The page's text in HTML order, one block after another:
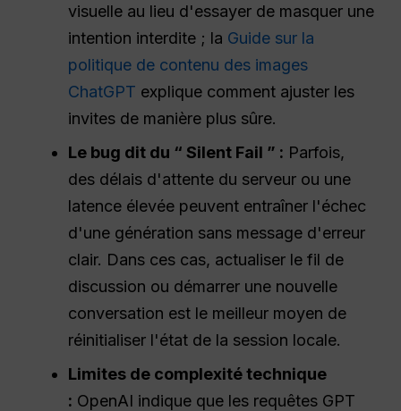
visuelle au lieu d'essayer de masquer une
intention interdite ; la Guide sur la
politique de contenu des images
ChatGPT explique comment ajuster les
invites de manière plus sûre.
Le bug dit du “ Silent Fail ” : Parfois,
des délais d'attente du serveur ou une
latence élevée peuvent entraîner l'échec
d'une génération sans message d'erreur
clair. Dans ces cas, actualiser le fil de
discussion ou démarrer une nouvelle
conversation est le meilleur moyen de
réinitialiser l'état de la session locale.
Limites de complexité technique
: OpenAI indique que les requêtes GPT